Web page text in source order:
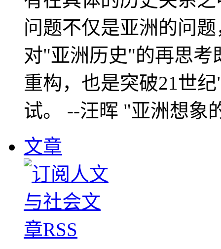
问题不仅是亚洲的问
对"亚洲历史"的再思考
重构，也是突破21世
试。 --汪晖 "亚洲想象
文章